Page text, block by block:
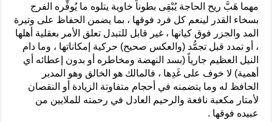
مهما هَبَّ ريح الحاجة يُبْقِى بطوناً خاوية يتلوه ما يُوفِّره الفرج
بسخاء القدر لينعم كل فرد فوقها ، بما يضمن الحفاظ على وتيرة
المد والجزر فوق كيانها ، غير قابل للتبدل تعلق الأمر بعقلية أهلها
، أو تمدد قبل تجمُّد (والعكس صحيح) حركية إمكاناتها ، وما دام
النيل العظيم جارياً (بسد النهضة ومخاطره أو بدون إعطائه أي
أهمية) لا خوف على غَدِها ، فالمالك هو الخالق وهو المدبر
الحافظ له وما يتضمنه في أحجام متفاوتة الزيادة أو النقصان
لأمتار مكعبة نافعة والرحيم العادل في رحمته للملايين من
عبيده فوقها .